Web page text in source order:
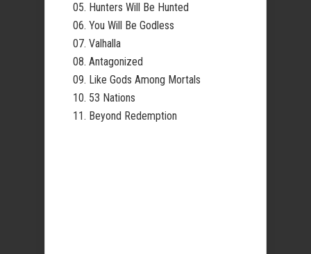
05. Hunters Will Be Hunted
06. You Will Be Godless
07. Valhalla
08. Antagonized
09. Like Gods Among Mortals
10. 53 Nations
11. Beyond Redemption